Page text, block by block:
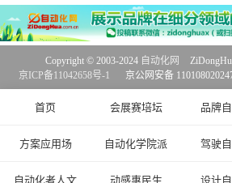
首页 会展赛培坛 品牌
方案应用场 自动化学院派 驾驶
自动化者人文 动感惠民生 设计
Copyright © 2003-2024 自动化网
京ICP备11042658号-1
京公网安备